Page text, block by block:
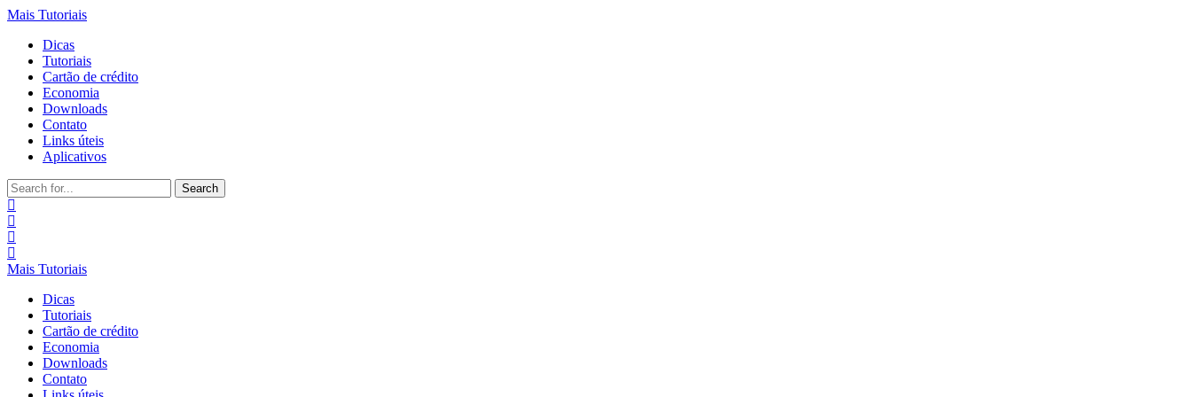
Mais Tutoriais
Dicas
Tutoriais
Cartão de crédito
Economia
Downloads
Contato
Links úteis
Aplicativos
Search
for:
Mais Tutoriais
Dicas
Tutoriais
Cartão de crédito
Economia
Downloads
Contato